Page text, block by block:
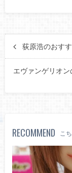
荻原浩のおす
エヴァンゲリオ
RECOMMEND こ